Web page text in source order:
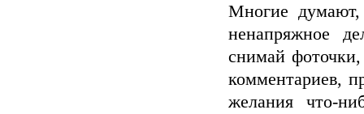
Многие
ненапряжное
снимай
комментариев,
желания что-